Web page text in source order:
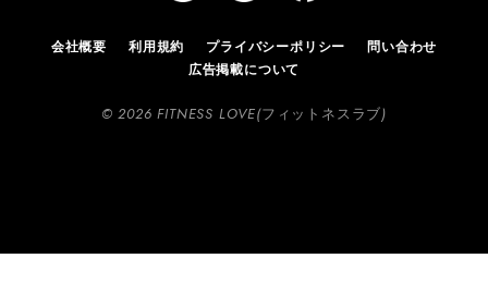
会社概要 利用規約 プライバシーポリシー
問い合わせ
広告掲載について
© 2026 FITNESS LOVE(フィットネスラブ)